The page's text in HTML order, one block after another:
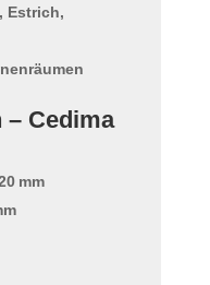
Estrich,
– Cedima
mm